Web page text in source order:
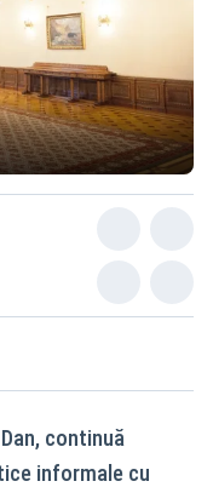
continuă
informale cu